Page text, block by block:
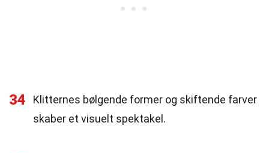
34
Klitternes bølgende former og skiftende farver
skaber et visuelt spektakel.